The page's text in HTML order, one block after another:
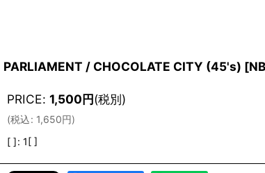
PARLIAMENT / CHOCOLATE CITY (45's) [
PRICE: 1,500円(税別)
(税込: 1,650円)
[ ]: 1[ ]